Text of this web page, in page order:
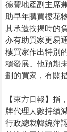
德豐地產副主席
助早年購買樓花
其承造按揭時的
亦有助買家更易
樓買家作出特別
穩發展。他預期
劃的買家，有關
【東方日報】指
牌代理人數持續
行政總裁韓婉萍